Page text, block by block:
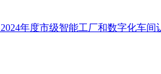
年度市级智能工厂和数字化车间